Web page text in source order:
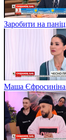
Заробити на
Маша Єфросиніна